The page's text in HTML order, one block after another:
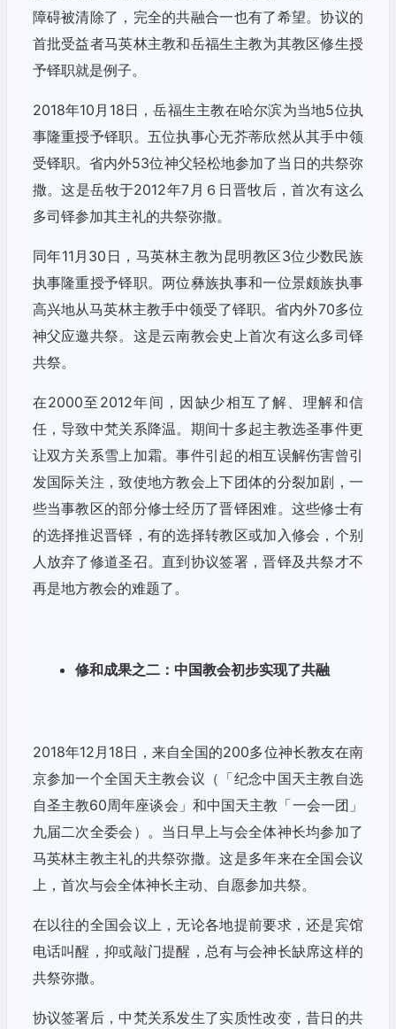
障碍被清除了，完全的共融合一也有了希望。协议的
首批受益者马英林主教和岳福生主教为其教区修生授
予铎职就是例子。
2018年10月18日，岳福生主教在哈尔滨为当地5位执
事隆重授予铎职。五位执事心无芥蒂欣然从其手中领
受铎职。省内外53位神父轻松地参加了当日的共祭弥
撒。这是岳牧于2012年7月６日晋牧后，首次有这么
多司铎参加其主礼的共祭弥撒。
同年11月30日，马英林主教为昆明教区3位少数民族
执事隆重授予铎职。两位彝族执事和一位景颇族执事
高兴地从马英林主教手中领受了铎职。省内外70多位
神父应邀共祭。这是云南教会史上首次有这么多司铎
共祭。
在2000至2012年间，因缺少相互了解、理解和信
任，导致中梵关系降温。期间十多起主教选圣事件更
让双方关系雪上加霜。事件引起的相互误解伤害曾引
发国际关注，致使地方教会上下团体的分裂加剧，一
些当事教区的部分修士经历了晋铎困难。这些修士有
的选择推迟晋铎，有的选择转教区或加入修会，个别
人放弃了修道圣召。直到协议签署，晋铎及共祭才不
再是地方教会的难题了。
修和成果之二：中国教会初步实现了共融
2018年12月18日，来自全国的200多位神长教友在南
京参加一个全国天主教会议（「纪念中国天主教自选
自圣主教60周年座谈会」和中国天主教「一会一团」
九届二次全委会）。当日早上与会全体神长均参加了
马英林主教主礼的共祭弥撒。这是多年来在全国会议
上，首次与会全体神长主动、自愿参加共祭。
在以往的全国会议上，无论各地提前要求，还是宾馆
电话叫醒，抑或敲门提醒，总有与会神长缺席这样的
共祭弥撒。
协议签署后，中梵关系发生了实质性改变，昔日的共